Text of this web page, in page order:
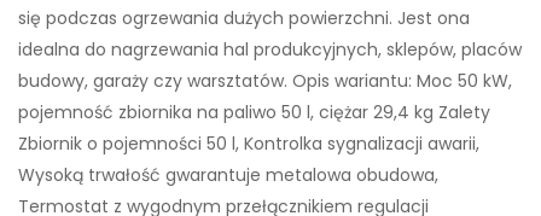
się podczas ogrzewania dużych powierzchni. Jest ona
idealna do nagrzewania hal produkcyjnych, sklepów, placów
budowy, garaży czy warsztatów. Opis wariantu: Moc 50 kW,
pojemność zbiornika na paliwo 50 l, ciężar 29,4 kg Zalety
Zbiornik o pojemności 50 l, Kontrolka sygnalizacji awarii,
Wysoką trwałość gwarantuje metalowa obudowa,
Termostat z wygodnym przełącznikiem regulacji